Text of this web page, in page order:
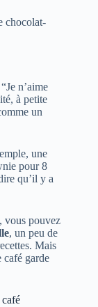
chocolat-
n’aime
à petite
un
une
pour 8
qu’il y a
vous pouvez
, un peu de
Mais
café garde